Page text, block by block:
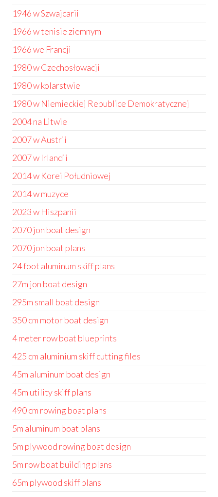
1946 w Szwajcarii
1966 w tenisie ziemnym
1966 we Francji
1980 w Czechosłowacji
1980 w kolarstwie
1980 w Niemieckiej Republice Demokratycznej
2004 na Litwie
2007 w Austrii
2007 w Irlandii
2014 w Korei Południowej
2014 w muzyce
2023 w Hiszpanii
2070 jon boat design
2070 jon boat plans
24 foot aluminum skiff plans
27m jon boat design
295m small boat design
350 cm motor boat design
4 meter row boat blueprints
425 cm aluminium skiff cutting files
45m aluminum boat design
45m utility skiff plans
490 cm rowing boat plans
5m aluminum boat plans
5m plywood rowing boat design
5m row boat building plans
65m plywood skiff plans